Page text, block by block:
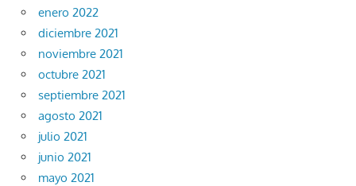
enero 2022
diciembre 2021
noviembre 2021
octubre 2021
septiembre 2021
agosto 2021
julio 2021
junio 2021
mayo 2021